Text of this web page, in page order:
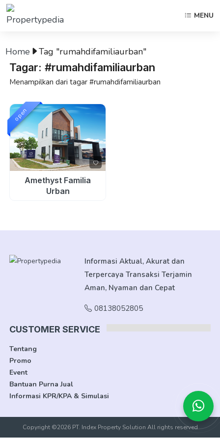
MENU
Home Tag "rumahdifamiliaurban"
Tagar: #rumahdifamiliaurban
Menampilkan dari tagar #rumahdifamiliaurban
open
Amethyst Familia
Urban
Informasi Aktual, Akurat dan
Terpercaya Transaksi Terjamin
Aman, Nyaman dan Cepat
08138052805
CUSTOMER SERVICE
Tentang
Promo
Event
Bantuan Purna Jual
Informasi KPR/KPA & Simulasi
Copyright ©2026 PT. Index Property Solution All rights reserved